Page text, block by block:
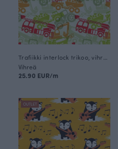
Vihreä
25.90 EUR/m
OUTLET